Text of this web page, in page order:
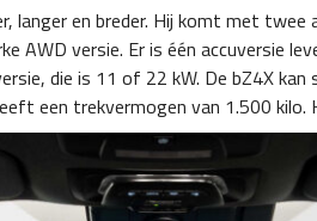
langer en breder. Hij komt met
AWD versie. Er is één accuversie
die is 11 of 22 kW. De bZ4X
een trekvermogen van 1.500